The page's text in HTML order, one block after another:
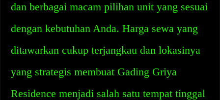
dan berbagai macam pilihan unit yang sesuai
dengan kebutuhan Anda. Harga sewa yang
ditawarkan cukup terjangkau dan lokasinya
yang strategis membuat Gading Griya
Residence menjadi salah satu tempat tinggal